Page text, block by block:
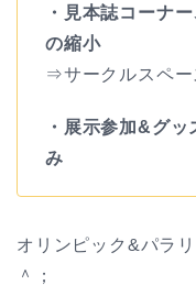
・見本誌コーナ
の縮小
⇒サークルスペー
・展示参加&グ
み
オリンピック&パラ
＾；